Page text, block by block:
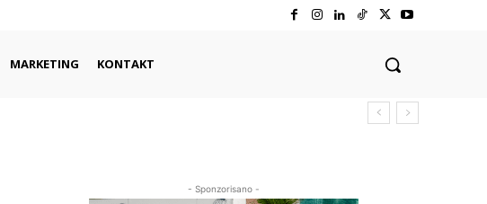
MARKETING KONTAKT
- Sponzorisano -